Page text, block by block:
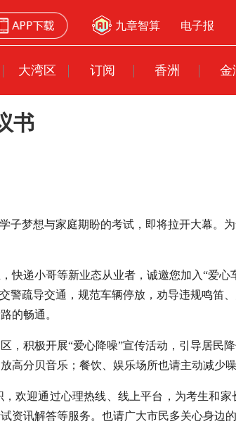
九章智算 电子报
大湾区 订阅 香洲 金
书
子梦想与家庭期盼的考试，即将拉开大幕。
快递小哥等新业态从业者，诚邀您加入“爱
警疏导交通，规范车辆停放，劝导违规鸣笛
的畅通。
，积极开展“爱心降噪”宣传活动，引导居民
分贝音乐；餐饮、娱乐场所也请主动减少
欢迎通过心理热线、线上平台，为考生和
资讯解答等服务。也请广大市民多关心身边